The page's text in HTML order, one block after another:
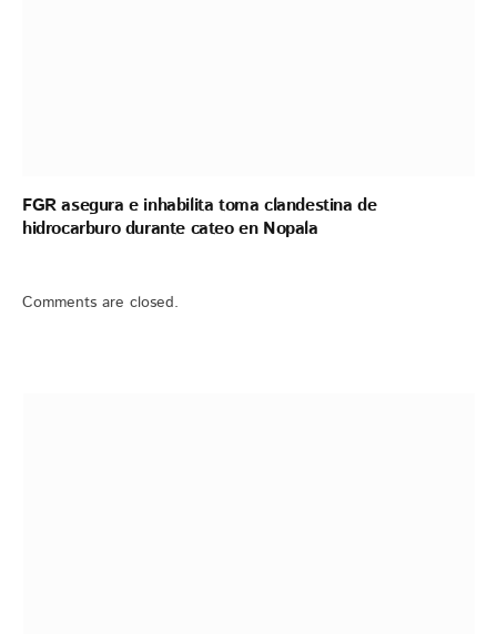
FGR asegura e inhabilita toma clandestina de
hidrocarburo durante cateo en Nopala
Comments are closed.